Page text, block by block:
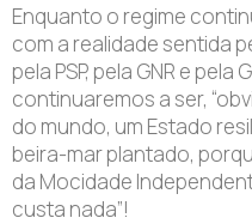
Enquanto o regime
com a realidade sentida
pela PSP, pela GNR e pela
continuaremos a ser,
do mundo, um Estado
beira-mar plantado,
da Mocidade
custa nada”!